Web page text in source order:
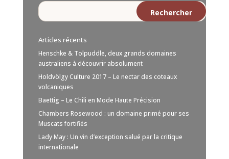
Articles récents
Henschke & Tolpuddle, deux grands domaines
australiens à découvrir absolument
Holdvölgy Culture 2017 – Le nectar des coteaux
volcaniques
Baettig – Le Chili en Mode Haute Précision
Chambers Rosewood : un domaine primé pour ses
Muscats fortifiés
Lady May : Un vin d’exception salué par la critique
internationale